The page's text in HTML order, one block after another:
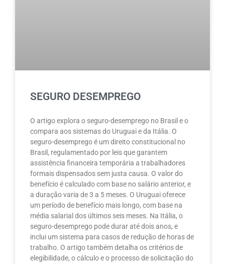
SEGURO DESEMPREGO
O artigo explora o seguro-desemprego no Brasil e o
compara aos sistemas do Uruguai e da Itália. O
seguro-desemprego é um direito constitucional no
Brasil, regulamentado por leis que garantem
assistência financeira temporária a trabalhadores
formais dispensados sem justa causa. O valor do
benefício é calculado com base no salário anterior, e
a duração varia de 3 a 5 meses. O Uruguai oferece
um período de benefício mais longo, com base na
média salarial dos últimos seis meses. Na Itália, o
seguro-desemprego pode durar até dois anos, e
inclui um sistema para casos de redução de horas de
trabalho. O artigo também detalha os critérios de
elegibilidade, o cálculo e o processo de solicitação do